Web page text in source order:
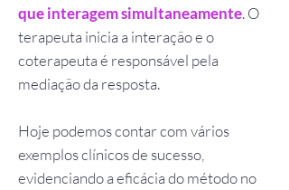
que interagem simultaneamente. O
terapeuta inicia a interação e o
coterapeuta é responsável pela
mediação da resposta.
Hoje podemos contar com vários
exemplos clínicos de sucesso,
evidenciando a eficácia do método no